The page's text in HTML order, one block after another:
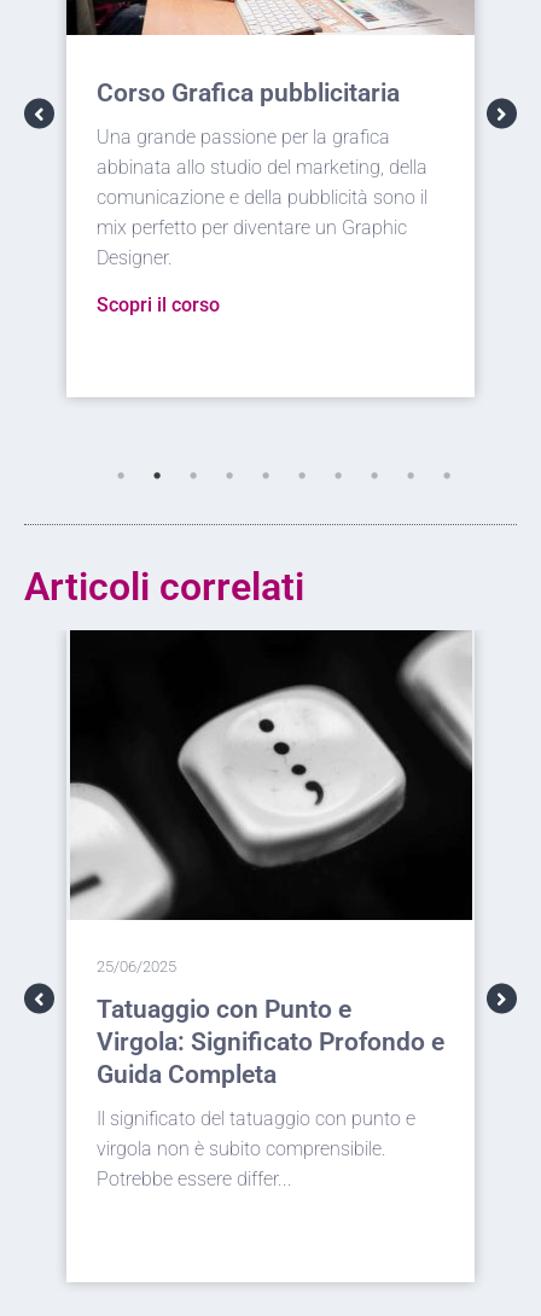
Corso Web design
Racchiudere in un unico progetto user
experience, comunicazione visiva,
immagine del brand è il compito del Web
Designer. Funzionalità ed estetica a
servizio del web.
Scopri il corso
Articoli correlati
25/06/2025
Tatuaggi di Rose: Significato,
Idee e Simbolismo del Fiore
più Iconico
Elegante, intramontabile e ricca di
significati: la rosa tattoo è da sempre una
delle scelte più p...